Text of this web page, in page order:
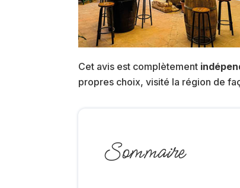
Cet avis est complètement
propres choix, visité la région de
Sommaire